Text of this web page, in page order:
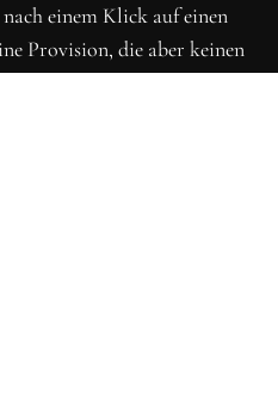
einem Klick auf einen
Provision, die aber keinen